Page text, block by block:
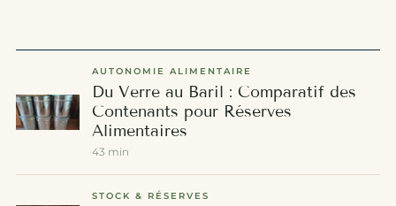
AUTONOMIE ALIMENTAIRE
Du Verre au Baril : Comparatif des
Contenants pour Réserves
Alimentaires
43 min
STOCK & RÉSERVES